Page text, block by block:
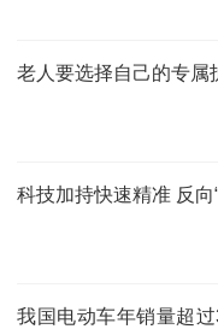
老人要选择自己的专属
科技加持快速精准 反向
我国电动车年销量超